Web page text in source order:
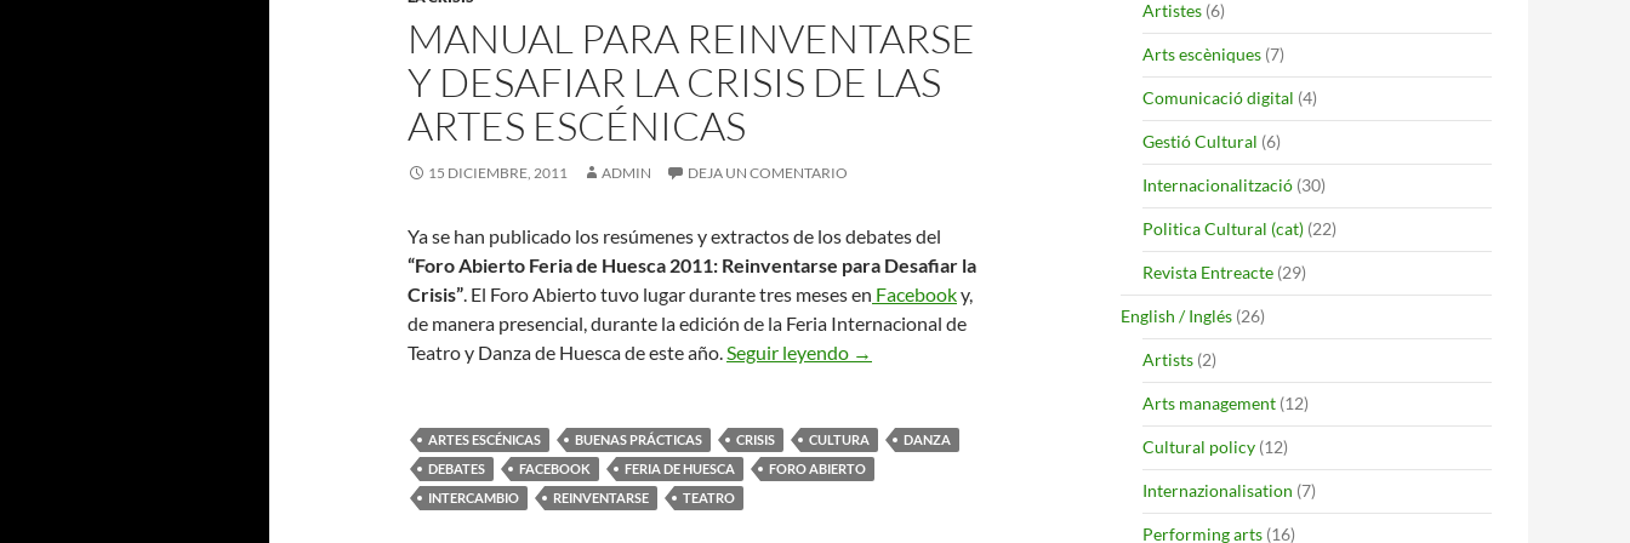
MANUAL PARA REINVENTARSE
Y DESAFIAR LA CRISIS DE LAS
ARTES ESCÉNICAS
15 DICIEMBRE, 2011 ADMIN DEJA UN COMENTARIO
Ya se han publicado los resúmenes y extractos de los debates del
“Foro Abierto Feria de Huesca 2011: Reinventarse para Desafiar la
Crisis”. El Foro Abierto tuvo lugar durante tres meses en Facebooky,
de manera presencial, durante la edición de la Feria Internacional de
Teatro y Danza de Huesca de este año.Seguir leyendo Manual para Reinventarse y Desafiar la Crisis de las Artes Escénicas
→
ARTES ESCÉNICAS BUENAS PRÁCTICAS CRISIS CULTURA
DANZA
DEBATES
FACEBOOK FERIA DE HUESCA
FORO ABIERTO
INTERCAMBIO
REINVENTARSE TEATRO
Artistes (6)
Arts escèniques (7)
Comunicació digital (4)
Gestió Cultural (6)
Internacionalització (30)
Politica Cultural (cat) (22)
Revista Entreacte (29)
English / Inglés (26)
Artists (2)
Arts management (12)
Cultural policy (12)
Internazionalisation (7)
Performing arts (16)